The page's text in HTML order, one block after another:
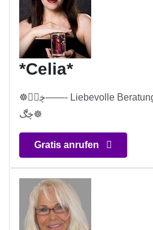
*Celia*
☸ڿڰۣ——- Liebevolle Beratung & Lebenshilfe ——
ڿڰ☸
Gratis anrufen